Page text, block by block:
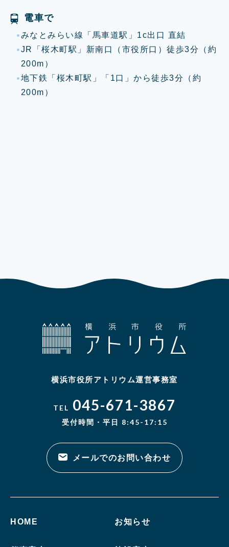
電車で
みなとみらい線「馬車道駅」1c出口 直結
JR「桜木町駅」新南口（市役所口）徒歩3分（約
200m）
地下鉄「桜木町駅」「1口」から徒歩3分（約
200m）
横浜市役所アトリウム運営事務室
TEL 045-671-3867
受付時間・平日 8:45-17:15
メールでのお問い合わせ
HOME お知らせ